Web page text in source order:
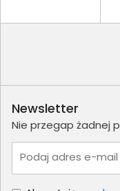
Newsletter
Nie przegap żadnej
Podaj adres e-mail